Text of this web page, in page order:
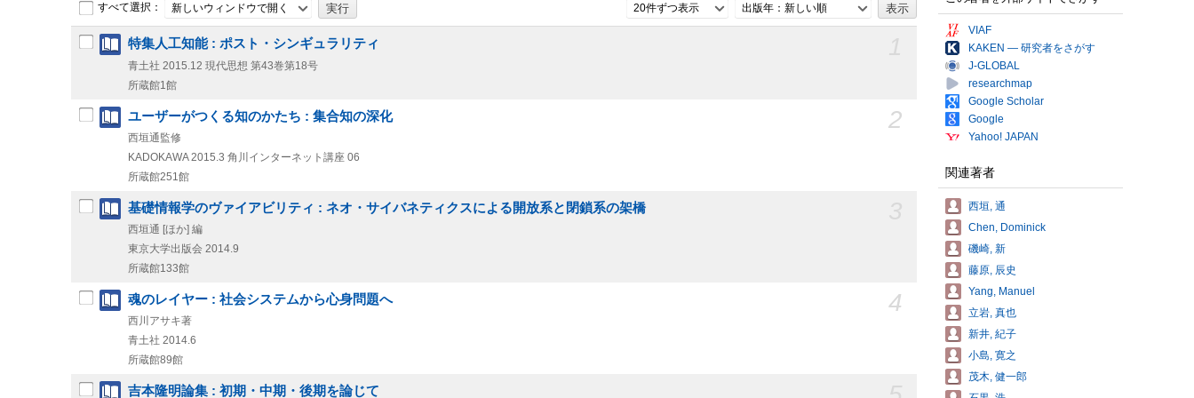
すべて選択： 新しいウィンドウで開く 20件ずつ表示 出版年：新しい順
特集人工知能 : ポスト・シンギュラリティ
青土社 2015.12 現代思想 第43巻第18号
所蔵館1館
2
ユーザーがつくる知のかたち : 集合知の深化
西垣通監修
KADOKAWA 2015.3 角川インターネット講座 06
所蔵館251館
基礎情報学のヴァイアビリティ : ネオ・サイバネティクスによる開放系と閉鎖系の架橋
西垣通 [ほか] 編
東京大学出版会 2014.9
所蔵館133館
4
魂のレイヤー : 社会システムから心身問題へ
西川アサキ著
青土社 2014.6
所蔵館89館
吉本隆明論集 : 初期・中期・後期を論じて
VIAF
KAKEN — 研究者をさがす
J-GLOBAL
researchmap
Google Scholar
Google
Yahoo! JAPAN
関連著者
西垣, 通
Chen, Dominick
磯崎, 新
藤原, 辰史
Yang, Manuel
立岩, 真也
新井, 紀子
小島, 寛之
茂木, 健一郎